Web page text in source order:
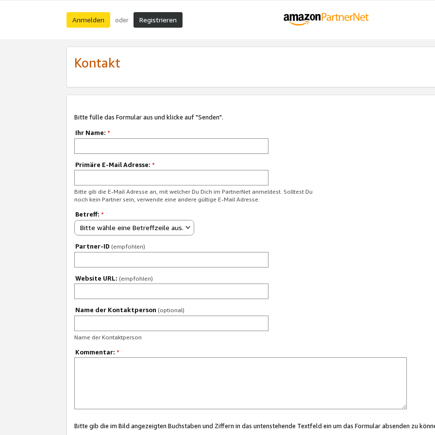
Anmelden oder Registrieren
Kontakt
Bitte fülle das Formular aus und klicke auf "Senden".
Ihr Name: *
Primäre E-Mail Adresse: *
Bitte gib die E-Mail Adresse an, mit welcher Du Dich im PartnerNet anmeldest. Solltest Du
noch kein Partner sein, verwende eine andere gültige E-Mail Adresse.
Betreff: *
Bitte wähle eine Betreffzeile aus.
Partner-ID (empfohlen)
Website URL: (empfohlen)
Name der Kontaktperson (optional)
Name der Kontaktperson
Kommentar: *
Bitte gib die im Bild angezeigten Buchstaben und Ziffern in das untenstehende Textfeld ein um das Formular absenden zu